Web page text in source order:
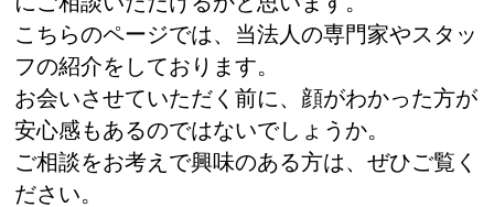
こちらのページでは、当法人の専門家やスタッ
フの紹介をしております。
お会いさせていただく前に、顔がわかった方が
安心感もあるのではないでしょうか。
ご相談をお考えで興味のある方は、ぜひご覧く
ださい。